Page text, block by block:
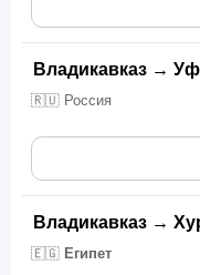
Владикавказ →
🇷🇺 Россия
Владикавказ →
🇪🇬 Египет